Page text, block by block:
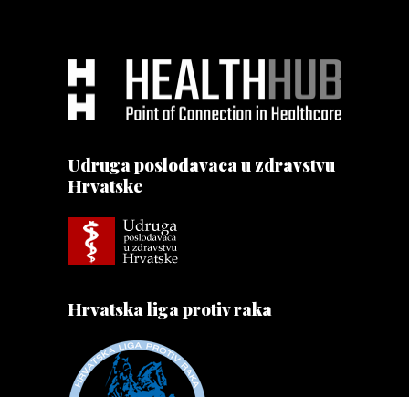
Udruga poslodavaca u zdravstvu
Hrvatske
Hrvatska liga protiv raka